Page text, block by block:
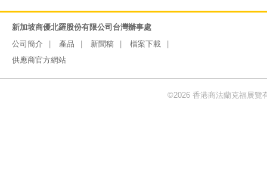
新加坡商優北羅股份有限公司台灣辦事處
公司簡介
產品 新聞稿
檔案下載
供應商官方網站
©2026 香港商法蘭克福展覽